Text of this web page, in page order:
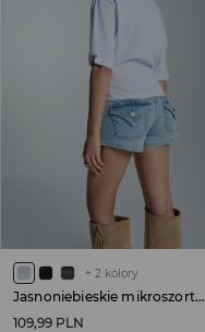
+ 2 kolory
Jasnoniebieskie mikroszorty jeansowe low waist
109,99 PLN